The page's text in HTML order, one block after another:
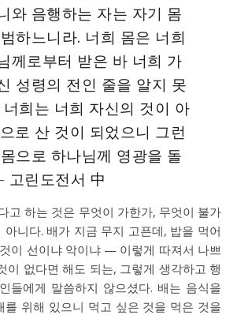
와 음행하는 자는 자기 몸
하느니라. 너희 몸은 너희
께로부터 받은 바 너희 가
성령의 전인 줄을 알지 못
희는 너희 자신의 것이 아
로 산 것이 되었으니 그런
으로 하나님께 영광을 돌
고린도전서 中
고 하는 것은 무엇이 가한가, 무엇이 불가
니다. 배가 지금 무지 고픈데, 밥을 먹어
이 선이냐 악이냐 — 이렇게 따져서 나쁘
이 없다면 해도 되는, 그렇게 생각하고 행
들에게 말씀하지 않으셨다. 배는 음식을
를 위해 있으니 먹고 싶은 것을 먹은 것을